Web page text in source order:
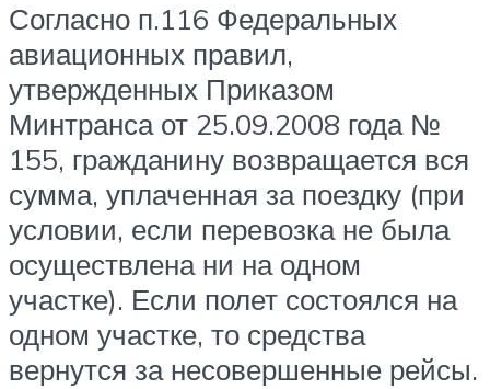
Согласно п.116 Федеральных
авиационных правил,
утвержденных Приказом
Минтранса от 25.09.2008 года №
155, гражданину возвращается вся
сумма, уплаченная за поездку (при
условии, если перевозка не была
осуществлена ни на одном
участке). Если полет состоялся на
одном участке, то средства
вернутся за несовершенные рейсы.